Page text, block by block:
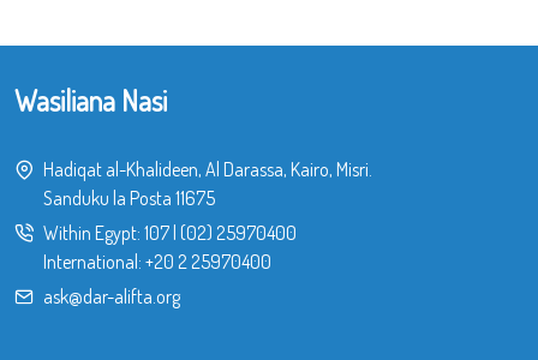
Wasiliana Nasi
Hadiqat al-Khalideen, Al Darassa, Kairo, Misri.
Sanduku la Posta 11675
Within Egypt: 107| (02) 25970400
International: +20 2 25970400
ask@dar-alifta.org